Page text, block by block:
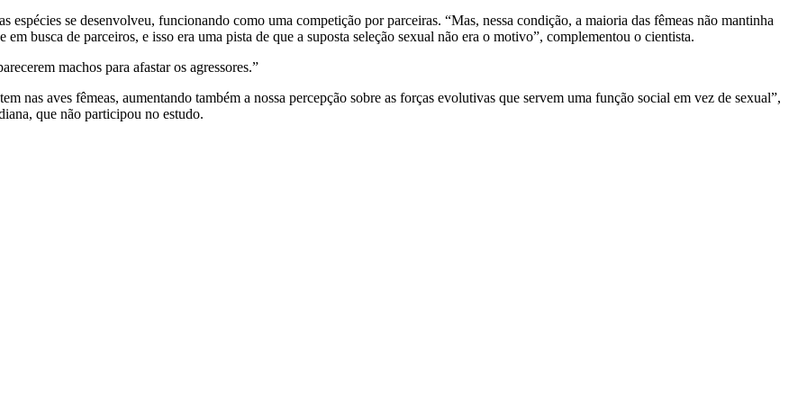
espécies se desenvolveu, funcionando como uma competição por parceiras. “Mas, nessa condição, a maioria das fêmeas não mantinha
busca de parceiros, e isso era uma pista de que a suposta seleção sexual não era o motivo”, complementou o cientista.
machos para afastar os agressores.”
nas aves fêmeas, aumentando também a nossa percepção sobre as forças evolutivas que servem uma função social em vez de sexual”,
que não participou no estudo.